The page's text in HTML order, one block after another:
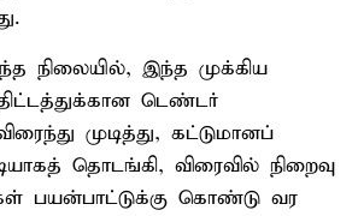
நிலையில், இந்த முக்கிய
டெண்டர்
முடித்து, கட்டுமானப்
தொடங்கி, விரைவில் நிறைவு
பயன்பாட்டுக்கு கொண்டு வர